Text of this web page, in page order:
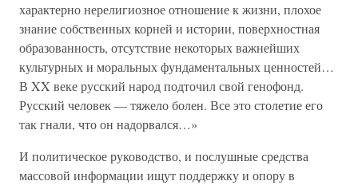
характерно нерелигиозное отношение к жизни, плохое
знание собственных корней и истории, поверхностная
образованность, отсутствие некоторых важнейших
культурных и моральных фундаментальных ценностей…
В XX веке русский народ подточил свой генофонд.
Русский человек — тяжело болен. Все это столетие его
так гнали, что он надорвался…»
И политическое руководство, и послушные средства
массовой информации ищут поддержку и опору в